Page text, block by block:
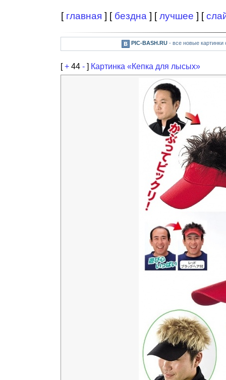
[ главная ] [ бездна ] [лучшее ] [
PIC-BASH.RU- все новые картинки
[+ 44 - ] Картинка «Кепка для лысых»